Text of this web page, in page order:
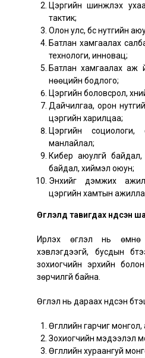
Цэргийн шинжлэх
тактик;
Олон улс, бүс нутгийн
Батлан хамгаалах
технологи, инновац;
Батлан хамгаалах аж
нөөцийн бодлого;
Цэргийн боловсрол,
Дайчилгаа, орон
цэргийн харилцаа;
Цэргийн социологи,
манлайлал;
Кибер аюулгүй
байдал, хиймэл оюун;
Энхийг дэмжих
цэргийн хамтын
Өгүүлэлд тавигдах үндсэн
Ирүүлэх өгүүлэл нь
хэвлэгдээгүй, бусдын
зохиогчийн эрхийн
зөрчилгүй байна.
Өгүүлэл нь дараах үндсэн
Өгүүллийн гарчиг
Зохиогчийн мэдээлэл
Өгүүллийн хураангуй